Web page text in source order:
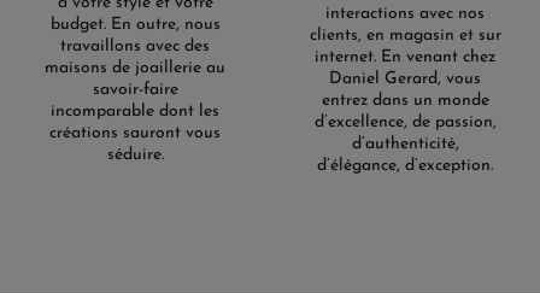
budget. En outre, nous
travaillons avec des
maisons de joaillerie au
savoir-faire
incomparable dont les
créations sauront vous
séduire.
interactions avec nos
clients, en magasin et sur
internet. En venant chez
Daniel Gerard, vous
entrez dans un monde
d’excellence, de passion,
d’authenticité,
d’élégance, d’exception.